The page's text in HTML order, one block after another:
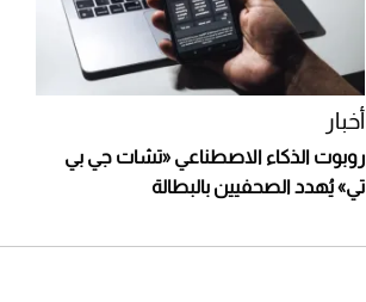
أخبار
روبوت الذكاء الاصطناعي «تشات جي بي
تي» يُهدد الصحفيين بالبطالة